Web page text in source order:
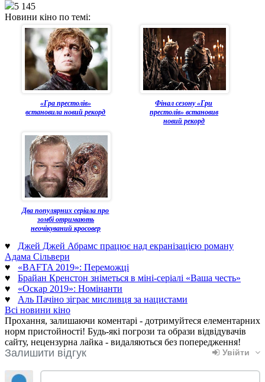
5 145
Новини кіно по темі:
«Гра престолів»
встановила новий рекорд
Фінал сезону «Гри
престолів» встановив
новий рекорд
Два популярних серіала про
зомбі отримають
неочікуваний кросовер
♥ Джей Джей Абрамс працює над екранізацією роману
Адама Сільвери
♥ «BAFTA 2019»: Переможці
♥ Брайан Кренстон зніметься в міні-серіалі «Ваша честь»
♥ «Оскар 2019»: Номінанти
♥ Аль Пачіно зіграє мисливця за нацистами
Всі новини кіно
Прохання, залишаючи коментарі - дотримуйтеся елементарних
норм пристойності! Будь-які погрози та образи відвідувачів
сайту, нецензурна лайка - видаляються без попередження!